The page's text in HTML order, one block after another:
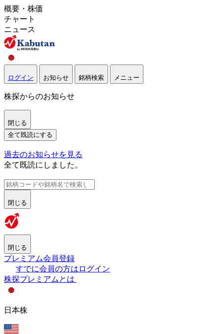
概要・株価
チャート
ニュース
ログイン お知らせ 銘柄検索 メニュー
株探からのお知らせ
閉じる
全て既読にする
過去のお知らせを見る
全て既読にしました。
閉じる
閉じる
プレミアム会員登録
すでに会員の方はログイン
株探プレミアムとは
日本株